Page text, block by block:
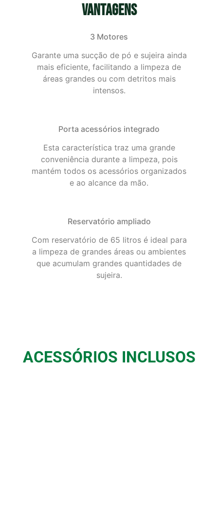
VANTAGENS
3 Motores
Garante uma sucção de pó e sujeira ainda
mais eficiente, facilitando a limpeza de
áreas grandes ou com detritos mais
intensos.
Porta acessórios integrado
Esta característica traz uma grande
conveniência durante a limpeza, pois
mantém todos os acessórios organizados
e ao alcance da mão.
Reservatório ampliado
Com reservatório de 65 litros é ideal para
a limpeza de grandes áreas ou ambientes
que acumulam grandes quantidades de
sujeira.
ACESSÓRIOS INCLUSOS